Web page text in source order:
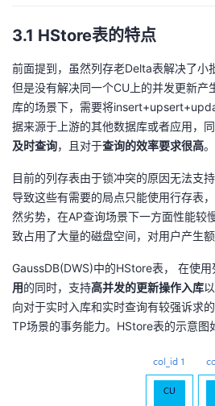
3.1 HStore表的特点
前面提到，虽然列存老Delta表解决了小
但是没有解决同一个CU上的并发更新产
库的场景下，需要将
据来源于上游的其他数据库或者应用，
及时查询，且对于查询的效率要求很高。
目前的列存表由于锁冲突的原因无法支
导致这些有需要的局点只能使用行存表
然劣势，在AP查询场景下一方面性能较
致占用了大量的磁盘空间，对用户产生额
GaussDB(DWS)中的HStore表， 在使
用的同时，支持高并发的更新操作入库
向对于实时入库和实时查询有较强诉求
TP场景的事务能力。HStore表的示意图